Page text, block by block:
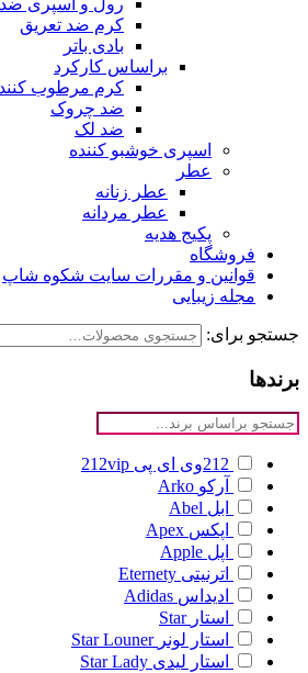
رول و اسپری ضد
کرم ضد تعریق
بادی باتر
براساس کارکرد
کرم مرطوب
ضد چروک
ضد لک
اسپری خوشبو کننده
عطر
عطر زنانه
عطر مردانه
پکیج هدیه
فروشگاه
قوانین و مقررات سایت شکوه شاپ
مجله زیبایی
جستجو برای:
برندها
212وی ای پی
212vip
آرکو Arko
ابل Abel
اپکس Apex
اپل Apple
اترنیتی Eternety
ادیداس Adidas
استار Star
استار لونر Star Louner
استار لیدی Star Lady